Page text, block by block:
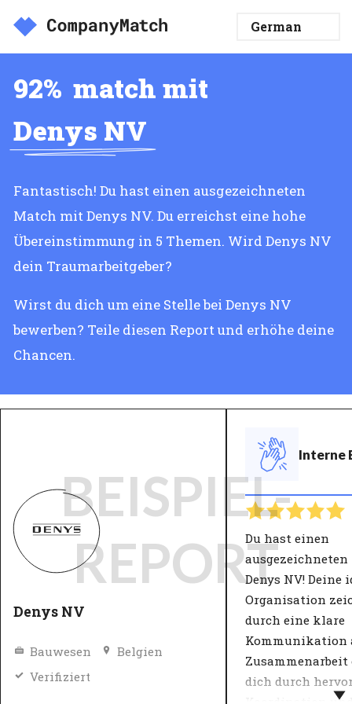
92% match mit
Denys NV
Fantastisch! Du hast einen ausgezeichneten
Match mit Denys NV. Du erreichst eine hohe
Übereinstimmung in 5 Themen. Wird Denys NV
dein Traumarbeitgeber?
Wirst du dich um eine Stelle bei Denys NV
bewerben? Teile diesen Report und erhöhe deine
Chancen.
Denys NV
Bauwesen
Belgien
Verifiziert
Interne
Du hast einen
Denys NV! Deine
Organisation
durch eine klare
Kommunikation
dich durch
BEISPIEL-
REPORT